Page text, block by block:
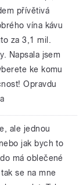
přívětivá
vína kávu
za 3,1 mil.
Napsala jsem
ke komu
Opravdu
ale jednou
jak bych to
má oblečené
se na mne